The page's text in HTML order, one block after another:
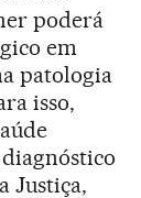
poderá
em
patologia
isso,
Justiça,